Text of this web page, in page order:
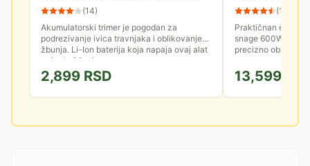
4101-A
(14)
Akumulatorski trimer je pogodan za
podrezivanje ivica travnjaka i oblikovanje
žbunja. Li-Ion baterija koja napaja ovaj alat
traje do 30 minuta sa...
2,899 RSD
(12
Praktičnan
snage 600W.
precizno oblikujte
13,599